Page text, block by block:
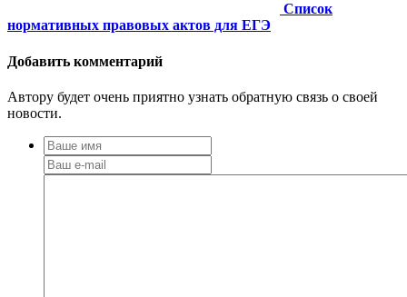
Список
нормативных правовых актов для ЕГЭ
Добавить комментарий
Автору будет очень приятно узнать обратную связь о своей
новости.